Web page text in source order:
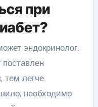
при
эндокринолог.
тем легче
необходимо